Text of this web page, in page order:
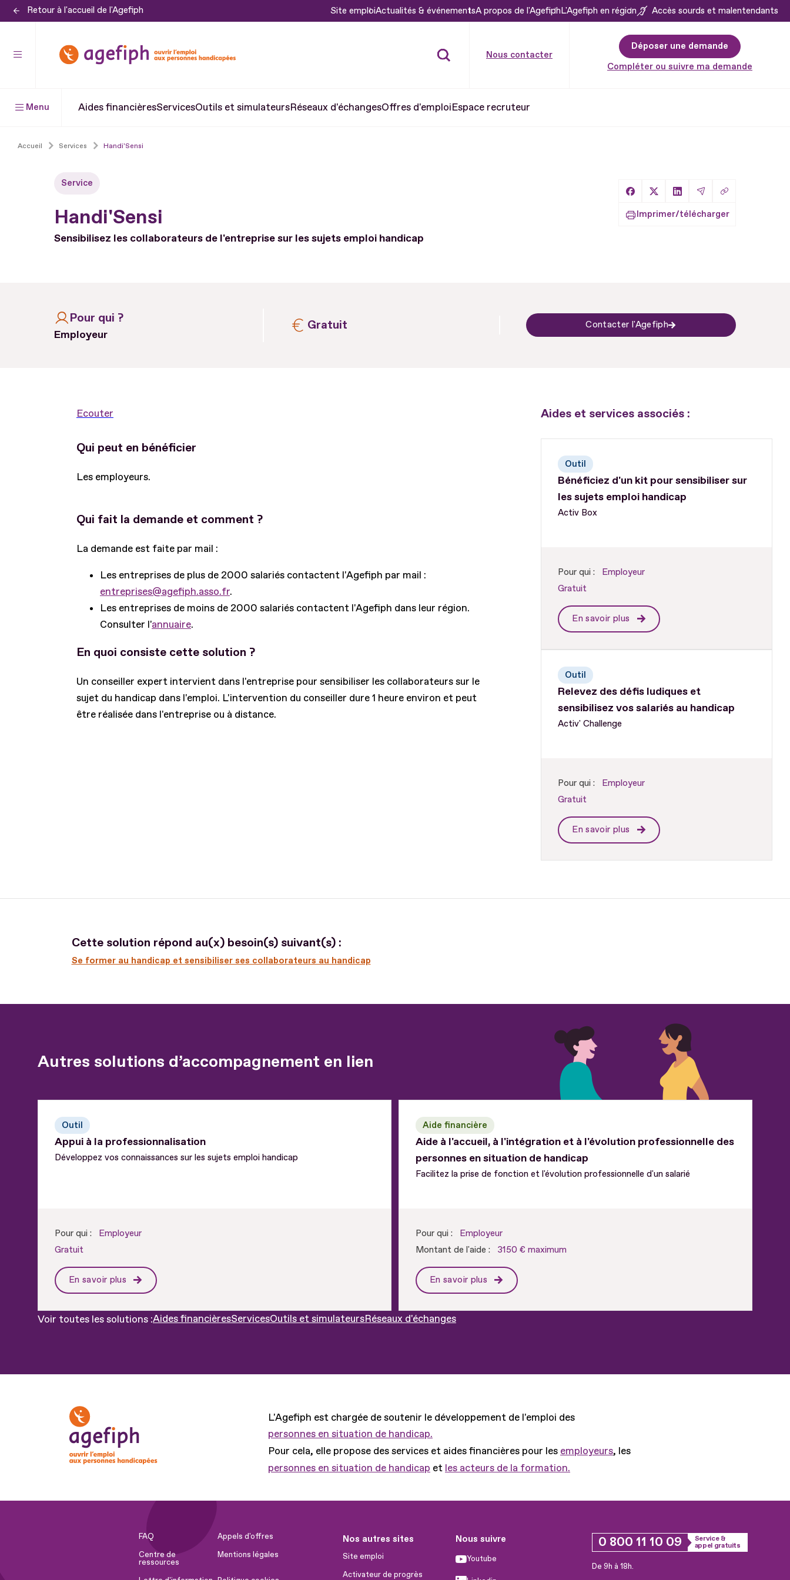
Aller
contenu
Retour à l'accueil de l'Agefiph Site emploiActualités & événementsA propos de l'AgefiphL'Agefiph en région Accès sourds et malentendants
Nous contacter
Déposer une demande
Compléter ou suivre ma demande
Menu Aides financièresServicesOutils et simulateursRéseaux d'échangesOffres d'emploiEspace recruteur
Accueil Services Handi'Sensi
Handi'Sensi
Service
Sensibilisez les collaborateurs de l'entreprise sur les sujets emploi handicap
Partager sur Facebook
Partager sur X
Partager sur LinkedIn
Partager par Email
Copier le lien
Imprimer/télécharger
Pour qui ?
Employeur
Gratuit Contacter l'Agefiph
Ecouter
Qui peut en bénéficier
Les employeurs.
Qui fait la demande et comment ?
La demande est faite par mail :
Les entreprises de plus de 2000 salariés contactent l'Agefiph par mail :
entreprises@agefiph.asso.fr.
Les entreprises de moins de 2000 salariés contactent l'Agefiph dans leur région.
Consulter l'annuaire.
En quoi consiste cette solution ?
Un conseiller expert intervient dans l'entreprise pour sensibiliser les collaborateurs sur le
sujet du handicap dans l'emploi. L'intervention du conseiller dure 1 heure environ et peut
être réalisée dans l'entreprise ou à distance.
Aides et services associés :
Bénéficiez d'un kit pour sensibiliser sur
les sujets emploi handicap
Outil
Activ Box
Pour qui :
Employeur
Gratuit
En savoir plus
Relevez des défis ludiques et
sensibilisez vos salariés au handicap
Outil
Activ' Challenge
Pour qui :
Employeur
Gratuit
En savoir plus
Cette solution répond au(x) besoin(s) suivant(s) :
Se former au handicap et sensibiliser ses collaborateurs au handicap
Autres solutions d’accompagnement en lien
Appui à la professionnalisation
Outil
Développez vos connaissances sur les sujets emploi handicap
Pour qui :
Employeur
Gratuit
En savoir plus
Aide à l'accueil, à l'intégration et à l'évolution professionnelle des
personnes en situation de handicap
Aide financière
Facilitez la prise de fonction et l'évolution professionnelle d'un salarié
Pour qui :
Employeur
Montant de l'aide :
3150 € maximum
En savoir plus
Voir toutes les solutions :Aides financièresServicesOutils et simulateursRéseaux d'échanges
L'Agefiph est chargée de soutenir le développement de l'emploi des
personnes en situation de handicap.
Pour cela, elle propose des services et aides financières pour les employeurs, les
personnes en situation de handicap et les acteurs de la formation.
FAQ
Appels d'offres
Centre de
ressources
Mentions légales
Nos autres sites
Site emploi
Activateur de progrès
Nous suivre
Youtube
0 800 11 10 09
Service &
appel gratuits
De 9h à 18h.